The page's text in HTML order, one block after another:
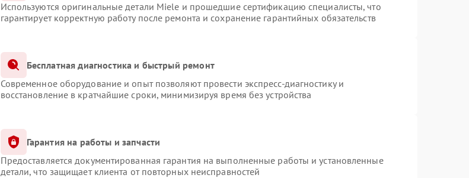
Используются оригинальные детали Miele и прошедшие сертификацию специалисты, что
гарантирует корректную работу после ремонта и сохранение гарантийных обязательств
Бесплатная диагностика и быстрый ремонт
Современное оборудование и опыт позволяют провести экспресс-диагностику и
восстановление в кратчайшие сроки, минимизируя время без устройства
Гарантия на работы и запчасти
Предоставляется документированная гарантия на выполненные работы и установленные
детали, что защищает клиента от повторных неисправностей